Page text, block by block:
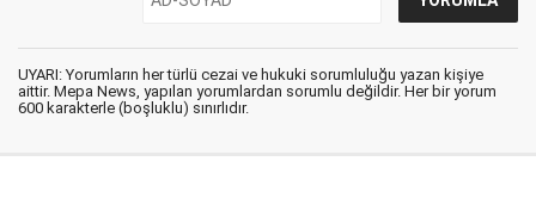
UYARI: Yorumların her türlü cezai ve hukuki sorumluluğu yazan kişiye
aittir. Mepa News, yapılan yorumlardan sorumlu değildir. Her bir yorum
600 karakterle (boşluklu) sınırlıdır.